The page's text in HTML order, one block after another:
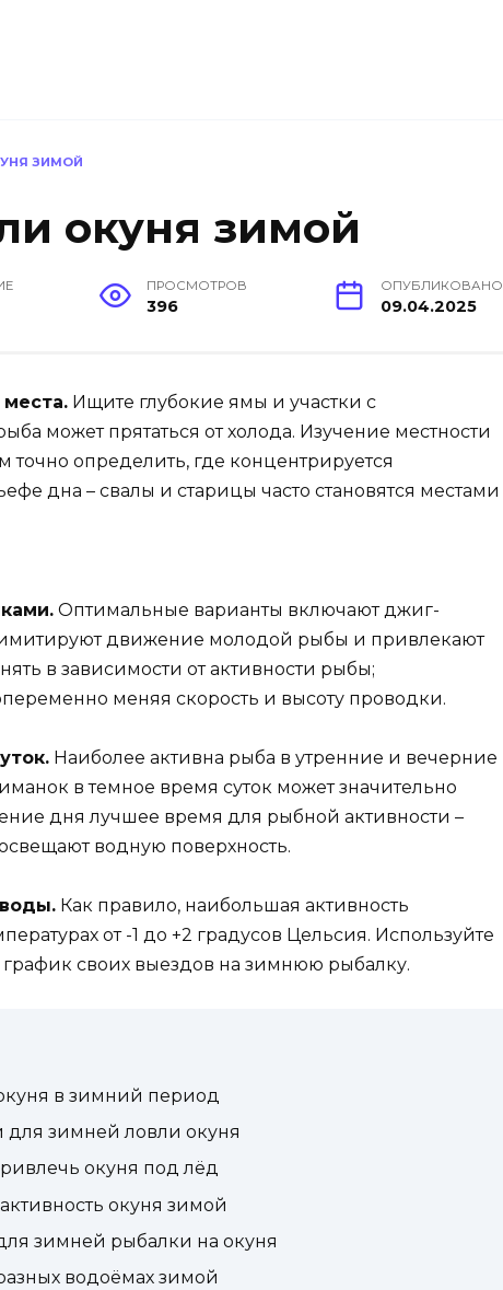
ЗИМОЙ
окуня зимой
ПРОСМОТРОВ
396
ОПУБЛИКОВАНО
09.04.2025
Ищите глубокие ямы и участки с
может прятаться от холода. Изучение местности
точно определить, где концентрируется
дна – свалы и старицы часто становятся местами
Оптимальные варианты включают джиг-
движение молодой рыбы и привлекают
в зависимости от активности рыбы;
меняя скорость и высоту проводки.
Наиболее активна рыба в утренние и вечерние
в темное время суток может значительно
дня лучшее время для рыбной активности –
водную поверхность.
Как правило, наибольшая активность
от -1 до +2 градусов Цельсия. Используйте
график своих выездов на зимнюю рыбалку.
в зимний период
зимней ловли окуня
окуня под лёд
окуня зимой
зимней рыбалки на окуня
водоёмах зимой